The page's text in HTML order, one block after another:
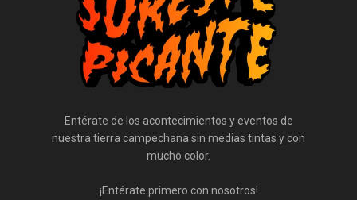
Entérate de los acontecimientos y eventos de
nuestra tierra campechana sin medias tintas y con
mucho color.
¡Entérate primero con nosotros!